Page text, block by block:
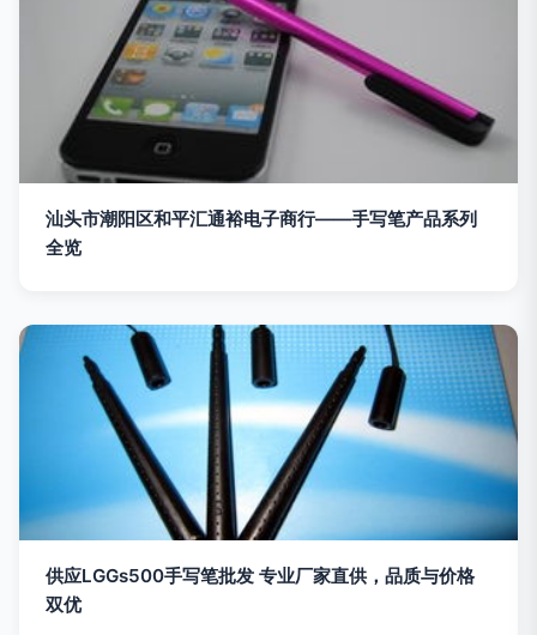
汕头市潮阳区和平汇通裕电子商行——手写笔产品系列
全览
供应LGGs500手写笔批发 专业厂家直供，品质与价格
双优